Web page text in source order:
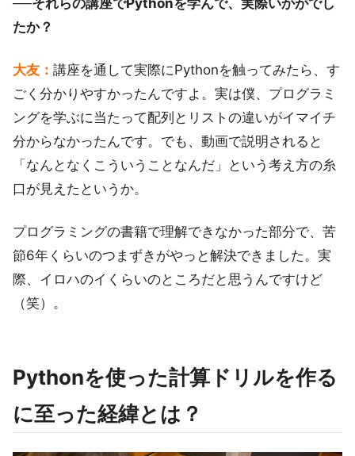
たか？
大友： 講座を通して実際にPythonを触ってみたら、す
ごく分かりやすかったんですよ。実は僕、プログラミ
ングを学ぶに当たって配列とリストの違いがイマイチ
分からなかったんです。でも、動画で説明されると
「なんとなくこういうことなんだ」という考え方の糸
口が見えたというか。
プログラミングの書籍で理解できなかった部分で、苦
節6年くらいのつまずきがやっと解決できました。実
際、イロハのイくらいのところだと思うんですけど
（笑）。
Pythonを使った計算ドリルを作る
に至った経緯とは？